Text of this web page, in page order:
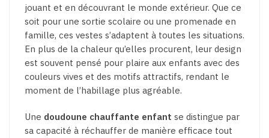
jouant et en découvrant le monde extérieur. Que ce
soit pour une sortie scolaire ou une promenade en
famille, ces vestes s’adaptent à toutes les situations.
En plus de la chaleur qu’elles procurent, leur design
est souvent pensé pour plaire aux enfants avec des
couleurs vives et des motifs attractifs, rendant le
moment de l’habillage plus agréable.
Une doudoune chauffante enfant se distingue par
sa capacité à réchauffer de manière efficace tout